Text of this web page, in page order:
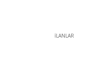
İLANLAR